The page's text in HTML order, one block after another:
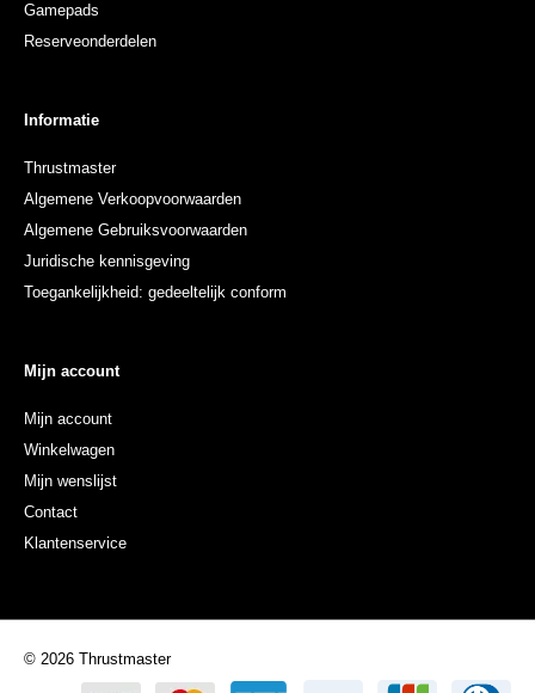
Gamepads
Reserveonderdelen
Informatie
Thrustmaster
Algemene Verkoopvoorwaarden
Algemene Gebruiksvoorwaarden
Juridische kennisgeving
Toegankelijkheid: gedeeltelijk conform
Mijn account
Mijn account
Winkelwagen
Mijn wenslijst
Contact
Klantenservice
© 2026 Thrustmaster